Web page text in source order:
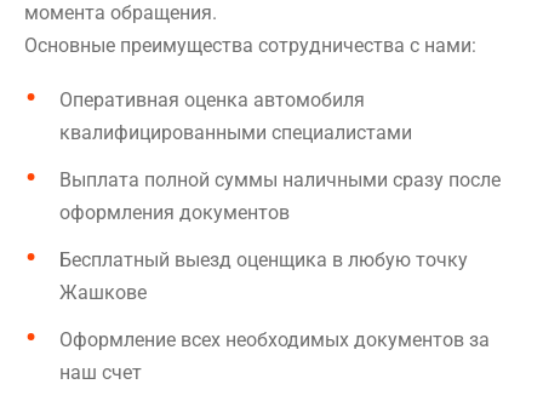
момента обращения.
Основные преимущества сотрудничества с нами:
Оперативная оценка автомобиля
квалифицированными специалистами
Выплата полной суммы наличными сразу после
оформления документов
Бесплатный выезд оценщика в любую точку
Жашкове
Оформление всех необходимых документов за
наш счет